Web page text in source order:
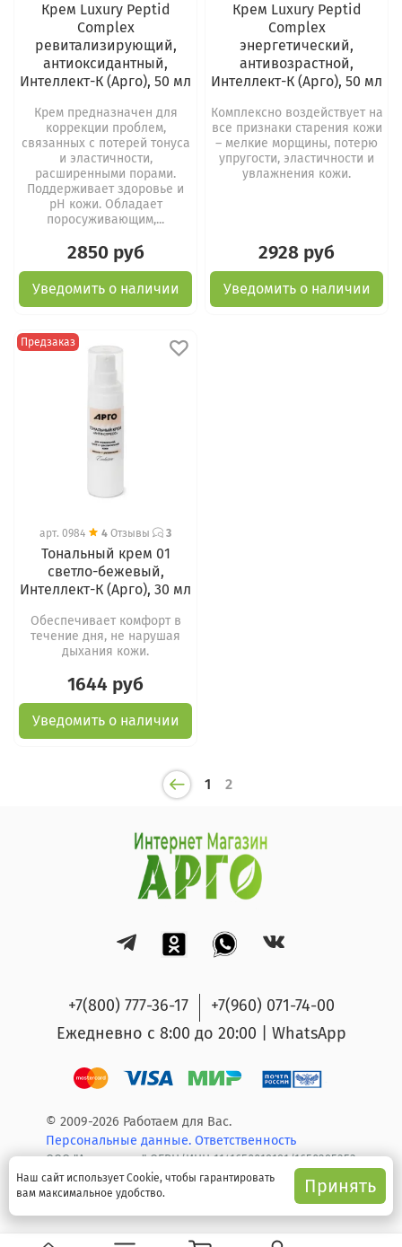
Крем Luxury Peptid
Complex
ревитализирующий,
антиоксидантный,
Интеллект-К (Арго), 50 мл
Крем предназначен для
коррекции проблем,
связанных с потерей тонуса
и эластичности,
расширенными порами.
Поддерживает здоровье и
рН кожи. Обладает
поросуживающим,...
2850 руб
Уведомить о наличии
Крем Luxury Peptid
Complex
энергетический,
антивозрастной,
Интеллект-К (Арго), 50 мл
Комплексно воздействует на
все признаки старения кожи
– мелкие морщины, потерю
упругости, эластичности и
увлажнения кожи.
2928 руб
Уведомить о наличии
Предзаказ
арт. 0984 4 Отзывы 3
Тональный крем 01
светло-бежевый,
Интеллект-К (Арго), 30 мл
Обеспечивает комфорт в
течение дня, не нарушая
дыхания кожи.
1644 руб
Уведомить о наличии
1 2
+7(800) 777-36-17
+7(960) 071-74-00
Ежедневно с 8:00 до 20:00 | WhatsApp
© 2009-2026 Работаем для Вас.
Персональные данные. Ответственность
ООО "Арго групп" ОГРН/ИНН 1141650019191/1650295353
Наш сайт использует Cookie, чтобы гарантировать
вам максимальное удобство.
Принять